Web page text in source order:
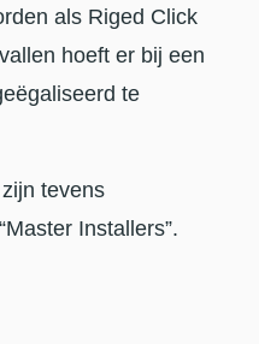
als Riged Click
hoeft er bij een
te
tevens
Installers”.